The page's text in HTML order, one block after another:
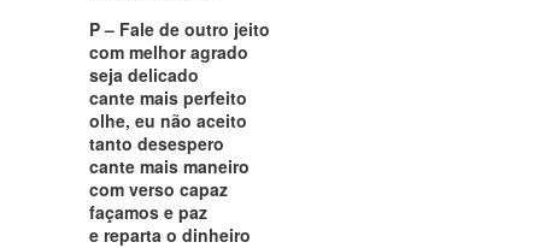
P – Fale de outro jeito
com melhor agrado
seja delicado
cante mais perfeito
olhe, eu não aceito
tanto desespero
cante mais maneiro
com verso capaz
façamos e paz
e reparta o dinheiro